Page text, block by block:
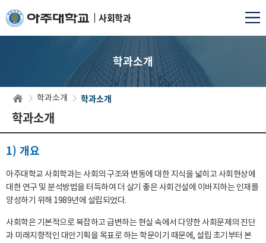
사회학과
학과소개
학과소개 학과소개
학과소개
1) 개요
아주대학교 사회학과는 사회의 구조와 변동에 대한 지식을 넓히고 사회현상에
대한 연구 및 분석방법을 터득하여 더 살기 좋은 사회건설에 이바지하는 인재를
양성하기 위해 1989년에 설립되었다.
사회학은 기본적으로 복잡하고 급변하는 현실 속에서 다양한 사회문제의 진단
과 미래지향적인 대안기획을 목표로 하는 학문이기 때문에, 설립 초기부터 본